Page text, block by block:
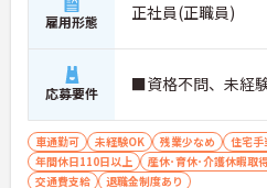
雇用形態 正社員(正職員)
応募要件 ■資格不問、未経
車通勤可 未経験OK 残業少なめ 住宅手
年間休日110日以上
産休･育休･介護休暇取
交通費支給
退職金制度あり